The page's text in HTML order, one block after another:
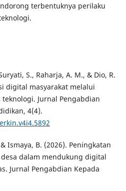
terbentuknya perilaku
S., Raharja, A. M., & Dio, R.
digital masyarakat melalui
Jurnal Pengabdian
4(4).
Ismaya, B. (2026). Peningkatan
dalam mendukung digital
Jurnal Pengabdian Kepada